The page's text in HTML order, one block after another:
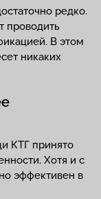
редко.
проводить
В этом
никаких
КТГ принято
Хотя и с
эффективен в